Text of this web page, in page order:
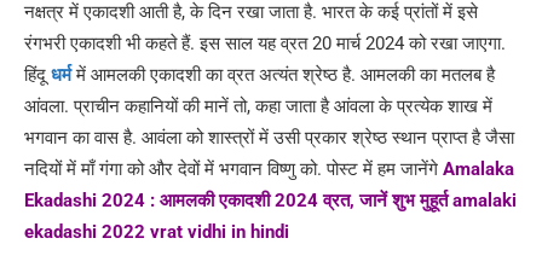
नक्षत्र में एकादशी आती है, के दिन रखा जाता है. भारत के कई प्रांतों में इसे
रंगभरी एकादशी भी कहते हैं. इस साल यह व्रत 20 मार्च 2024 को रखा जाएगा.
हिंदू धर्ममें आमलकी एकादशी का व्रत अत्यंत श्रेष्ठ है. आमलकी का मतलब है
आंवला. प्राचीन कहानियों की मानें तो, कहा जाता है आंवला के प्रत्येक शाख में
भगवान का वास है. आवंला को शास्त्रों में उसी प्रकार श्रेष्ठ स्थान प्राप्त है जैसा
नदियों में माँ गंगा को और देवों में भगवान विष्णु को. पोस्ट में हम जानेंगे Amalaka
Ekadashi 2024 : आमलकी एकादशी 2024 व्रत, जानें शुभ मुहूर्त amalaki
ekadashi 2022 vrat vidhi in hindi